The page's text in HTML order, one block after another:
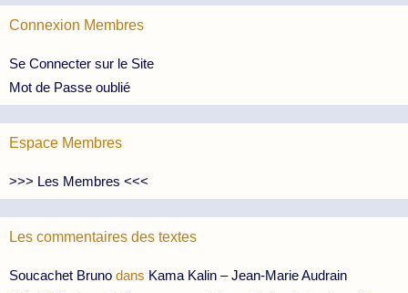
Connexion Membres
Se Connecter sur le Site
Mot de Passe oublié
Espace Membres
>>> Les Membres <<<
Les commentaires des textes
Soucachet Bruno dans Kama Kalin – Jean-Marie Audrain